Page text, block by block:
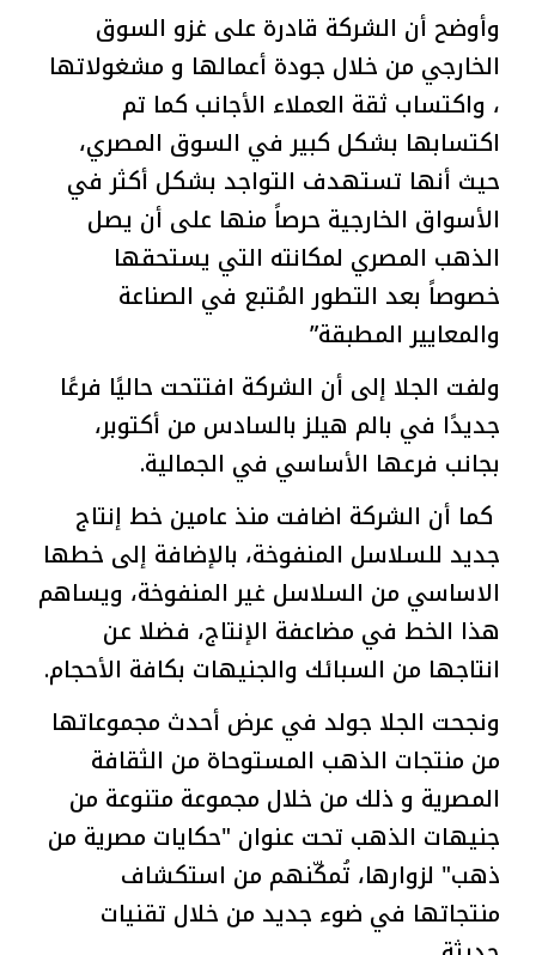
‎وأوضح أن الشركة قادرة على غزو السوق
الخارجي من خلال جودة أعمالها و مشغولاتها
، واكتساب ثقة العملاء الأجانب كما تم
اكتسابها بشكل كبير في السوق المصري،
حيث أنها تستهدف التواجد بشكل أكثر في
الأسواق الخارجية حرصاً منها على أن يصل
الذهب المصري لمكانته التي يستحقها
خصوصاً بعد التطور المُتبع في الصناعة
والمعايير المطبقة”
‎ولفت الجلا إلى أن الشركة افتتحت حاليًا فرعًا
جديدًا في بالم هيلز بالسادس من أكتوبر،
بجانب فرعها الأساسي في الجمالية.
كما أن الشركة اضافت منذ عامين خط إنتاج
جديد للسلاسل المنفوخة، بالإضافة إلى خطها
الاساسي من السلاسل غير المنفوخة، ويساهم
هذا الخط في مضاعفة الإنتاج، فضلا عن
انتاجها من السبائك والجنيهات بكافة الأحجام.
‎ونجحت الجلا جولد في عرض أحدث مجموعاتها
من منتجات الذهب المستوحاة من الثقافة
المصرية و ذلك من خلال مجموعة متنوعة من
جنيهات الذهب تحت عنوان "حكايات مصرية من
ذهب" لزوارها، تُمكّنهم من استكشاف
منتجاتها في ضوء جديد من خلال تقنيات